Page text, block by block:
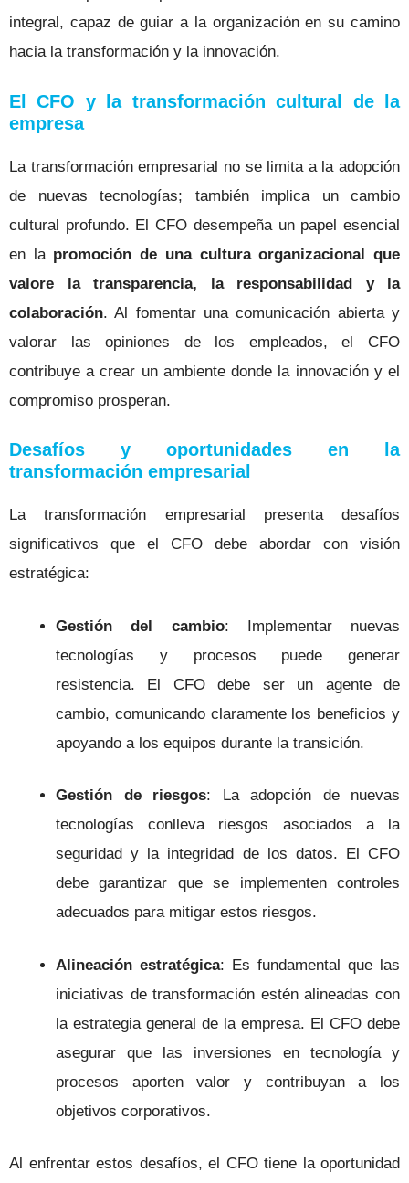
integral, capaz de guiar a la organización en su camino
hacia la transformación y la innovación.
El CFO y la transformación cultural de la
empresa
La transformación empresarial no se limita a la adopción
de nuevas tecnologías; también implica un cambio
cultural profundo. El CFO desempeña un papel esencial
en la promoción de una cultura organizacional que
valore la transparencia, la responsabilidad y la
colaboración. Al fomentar una comunicación abierta y
valorar las opiniones de los empleados, el CFO
contribuye a crear un ambiente donde la innovación y el
compromiso prosperan.
Desafíos y oportunidades en la
transformación empresarial
La transformación empresarial presenta desafíos
significativos que el CFO debe abordar con visión
estratégica:
Gestión del cambio: Implementar nuevas
tecnologías y procesos puede generar
resistencia. El CFO debe ser un agente de
cambio, comunicando claramente los beneficios y
apoyando a los equipos durante la transición.
Gestión de riesgos: La adopción de nuevas
tecnologías conlleva riesgos asociados a la
seguridad y la integridad de los datos. El CFO
debe garantizar que se implementen controles
adecuados para mitigar estos riesgos.
Alineación estratégica: Es fundamental que las
iniciativas de transformación estén alineadas con
la estrategia general de la empresa. El CFO debe
asegurar que las inversiones en tecnología y
procesos aporten valor y contribuyan a los
objetivos corporativos.
Al enfrentar estos desafíos, el CFO tiene la oportunidad